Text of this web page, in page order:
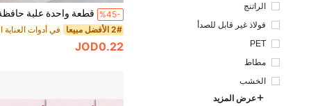
الراتنج
فولاذ غير قابل للصدأ
PET
مطاط
الخشب
عرض المزيد
%45-
2# الأفضل مبيعا
JOD0.22